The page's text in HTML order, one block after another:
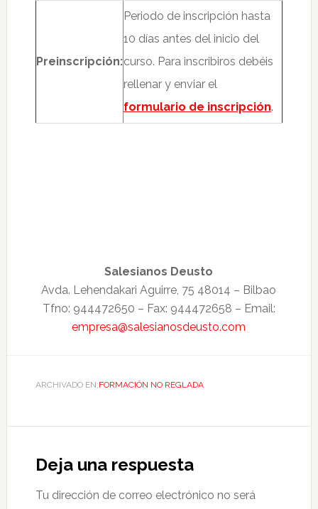
Preinscripción:
Periodo de inscripción hasta
10 días antes del inicio del
curso. Para inscribiros debéis
rellenar y enviar el
formulario de inscripción.
Salesianos Deusto
Avda. Lehendakari Aguirre, 75 48014 – Bilbao
Tfno: 944472650 – Fax: 944472658 – Email:
empresa@salesianosdeusto.com
ARCHIVADO EN:FORMACIÓN NO REGLADA
Deja una respuesta
Tu dirección de correo electrónico no será